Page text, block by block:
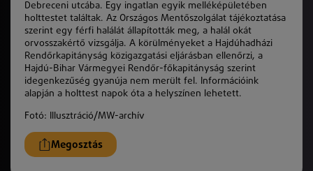
Debreceni utcába. Egy ingatlan egyik melléképületében
holttestet találtak. Az Országos Mentőszolgálat tájékoztatása
szerint egy férfi halálát állapították meg, a halál okát
orvosszakértő vizsgálja. A körülményeket a Hajdúhadházi
Rendőrkapitányság közigazgatási eljárásban ellenőrzi, a
Hajdú-Bihar Vármegyei Rendőr-főkapitányság szerint
idegenkezűség gyanúja nem merült fel. Információink
alapján a holttest napok óta a helyszínen lehetett.
Fotó: Illusztráció/MW-archív
Megosztás